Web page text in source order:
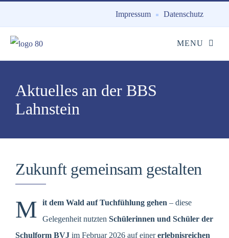
Impressum Datenschutz
Aktuelles an der BBS
Lahnstein
Zukunft gemeinsam gestalten
M it dem Wald auf Tuchfühlung gehen – diese
Gelegenheit nutzten Schülerinnen und Schüler der
Schulform BVJ im Februar 2026 auf einererlebnisreichen